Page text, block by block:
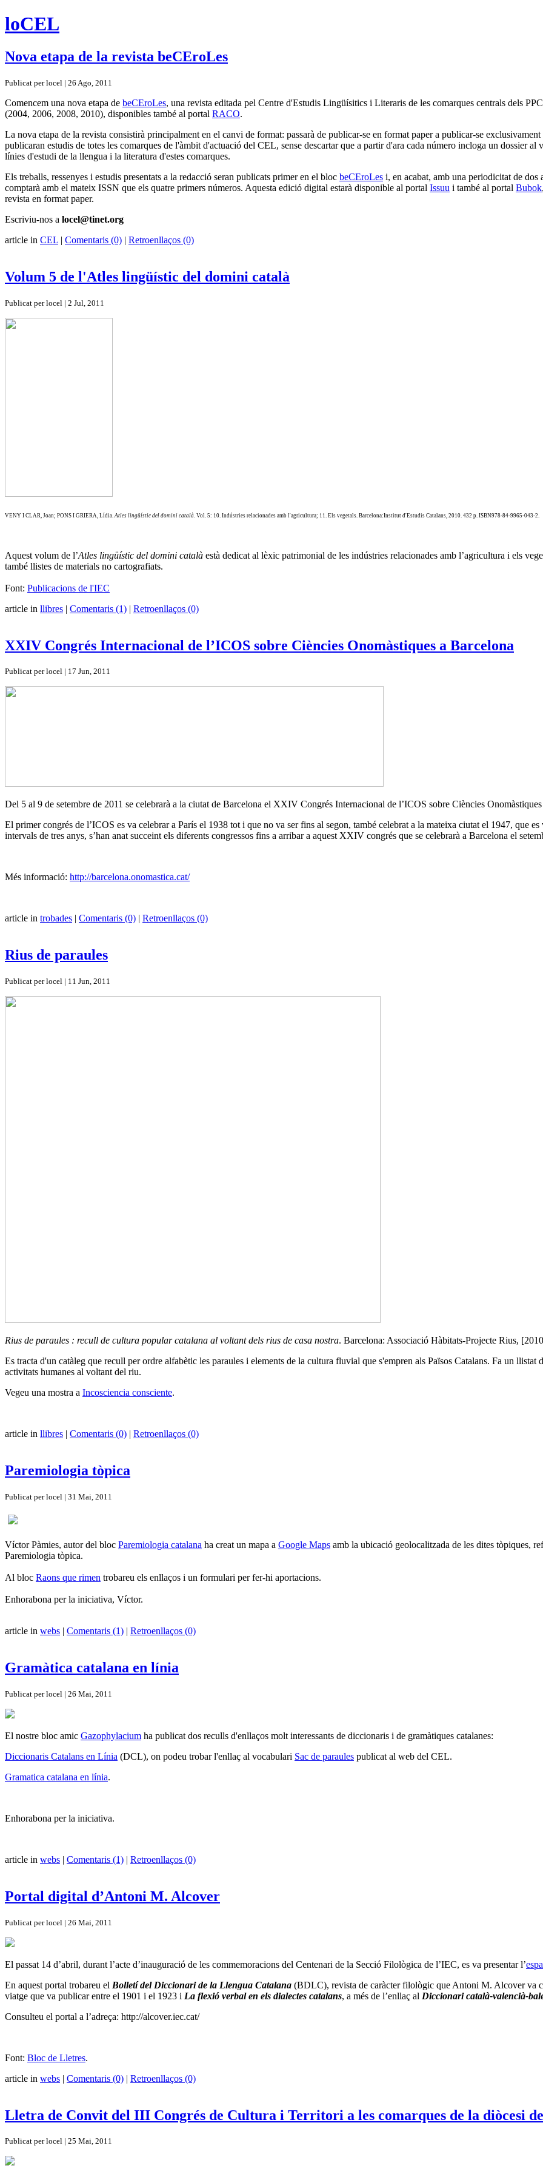
loCEL
Nova etapa de la revista beCEroLes
Publicat per locel | 26 Ago, 2011
Comencem una nova etapa de beCEroLes, una revista editada pel Centre d'Estudis Lingüísitics i Literaris de les comarques centrals dels
(2004, 2006, 2008, 2010), disponibles també al portal RACO.
La nova etapa de la revista consistirà principalment en el canvi de format: passarà de publicar-se en format paper a publicar-se
publicaran estudis de totes les comarques de l'àmbit d'actuació del CEL, sense descartar que a partir d'ara cada número incloga un dossier
línies d'estudi de la llengua i la literatura d'estes comarques.
Els treballs, ressenyes i estudis presentats a la redacció seran publicats primer en el bloc beCEroLes i, en acabat, amb una periodicitat de
comptarà amb el mateix ISSN que els quatre primers números. Aquesta edició digital estarà disponible al portal Issuu i també al portal Bubok
revista en format paper.
Escriviu-nos a locel@tinet.org
article in CEL | Comentaris (0) | Retroenllaços (0)
Volum 5 de l'Atles lingüístic del domini català
Publicat per locel | 2 Jul, 2011
VENY I CLAR, Joan; PONS I GRIERA, Lídia. Atles lingüístic del domini català . Vol. 5: 10. Indústries relacionades amb l'agricultura; 11. Els vegetals. Barcelona:Institut d'Estudis Catalans, 2010. 432 p. ISBN978-84-9965-043-2.
Aquest volum de l’Atles lingüístic del domini català està dedicat al lèxic patrimonial de les indústries relacionades amb l’agricultura i els
també llistes de materials no cartografiats.
Font: Publicacions de l'IEC
article in llibres | Comentaris (1) | Retroenllaços (0)
XXIV Congrés Internacional de l’ICOS sobre Ciències Onomàstiques a Barcelona
Publicat per locel | 17 Jun, 2011
Del 5 al 9 de setembre de 2011 se celebrarà a la ciutat de Barcelona el XXIV Congrés Internacional de l’ICOS sobre Ciències
El primer congrés de l’ICOS es va celebrar a París el 1938 tot i que no va ser fins al segon, també celebrat a la mateixa ciutat el 1947, que
intervals de tres anys, s’han anat succeint els diferents congressos fins a arribar a aquest XXIV congrés que se celebrarà a Barcelona el
Més informació: http://barcelona.onomastica.cat/
article in trobades | Comentaris (0) | Retroenllaços (0)
Rius de paraules
Publicat per locel | 11 Jun, 2011
Rius de paraules : recull de cultura popular catalana al voltant dels rius de casa nostra. Barcelona: Associació Hàbitats-Projecte Rius,
Es tracta d'un catàleg que recull per ordre alfabètic les paraules i elements de la cultura fluvial que s'empren als Països Catalans. Fa un
activitats humanes al voltant del riu.
Vegeu una mostra a Incosciencia consciente.
article in llibres | Comentaris (0) | Retroenllaços (0)
Paremiologia tòpica
Publicat per locel | 31 Mai, 2011
Víctor Pàmies, autor del bloc Paremiologia catalana ha creat un mapa a Google Maps amb la ubicació geolocalitzada de les dites tòpiques,
Paremiologia tòpica.
Al bloc Raons que rimen trobareu els enllaços i un formulari per fer-hi aportacions.
Enhorabona per la iniciativa, Víctor.
article in webs | Comentaris (1) | Retroenllaços (0)
Gramàtica catalana en línia
Publicat per locel | 26 Mai, 2011
El nostre bloc amic Gazophylacium ha publicat dos reculls d'enllaços molt interessants de diccionaris i de gramàtiques catalanes:
Diccionaris Catalans en Línia (DCL), on podeu trobar l'enllaç al vocabulari Sac de paraules publicat al web del CEL.
Gramatica catalana en línia.
Enhorabona per la iniciativa.
article in webs | Comentaris (1) | Retroenllaços (0)
Portal digital d’Antoni M. Alcover
Publicat per locel | 26 Mai, 2011
El passat 14 d’abril, durant l’acte d’inauguració de les commemoracions del Centenari de la Secció Filològica de l’IEC, es va presentar l’
En aquest portal trobareu el Bolletí del Diccionari de la Llengua Catalana (BDLC), revista de caràcter filològic que Antoni M. Alcover va
viatge que va publicar entre el 1901 i el 1923 i La flexió verbal en els dialectes catalans, a més de l’enllaç al Diccionari català-valencià-
Consulteu el portal a l’adreça: http://alcover.iec.cat/
Font: Bloc de Lletres.
article in webs | Comentaris (0) | Retroenllaços (0)
Lletra de Convit del III Congrés de Cultura i Territori a les comarques de la diòcesi
Publicat per locel | 25 Mai, 2011